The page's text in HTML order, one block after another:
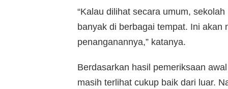
“Kalau dilihat secara umum,
banyak di berbagai tempat. Ini
penanganannya,” katanya.
Berdasarkan hasil pemeriksaan
masih terlihat cukup baik dari luar.